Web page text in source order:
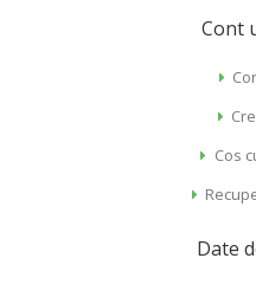
Cont
Cos
Date